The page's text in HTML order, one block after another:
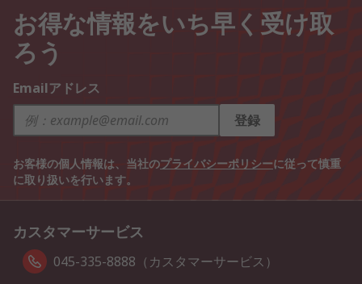
お得な情報をいち早く受け取
ろう
Emailアドレス
登録
お客様の個人情報は、当社のプライバシーポリシーに従って慎重
に取り扱いを行います。
カスタマーサービス
045-335-8888（カスタマーサービス）